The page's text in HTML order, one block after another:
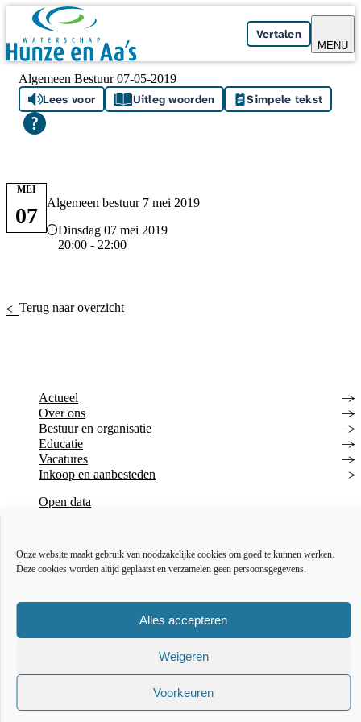
Onze website maakt gebruik van noodzakelijke cookies om goed te kunnen werken.
Deze cookies worden altijd geplaatst en verzamelen geen persoonsgegevens.
Alles accepteren
Weigeren
Voorkeuren
Skip navigation
Vertalen
MENU
Algemeen Bestuur 07-05-2019
Lees voor Uitleg woorden Simpele tekst
Algemeen bestuur 7 mei 2019
Datum en tijd
Dinsdag 07 mei 2019
20:00 - 22:00
MEI
07
Terug naar overzicht
Actueel
Over ons
Bestuur en organisatie
Educatie
Vacatures
Inkoop en aanbesteden
Open data